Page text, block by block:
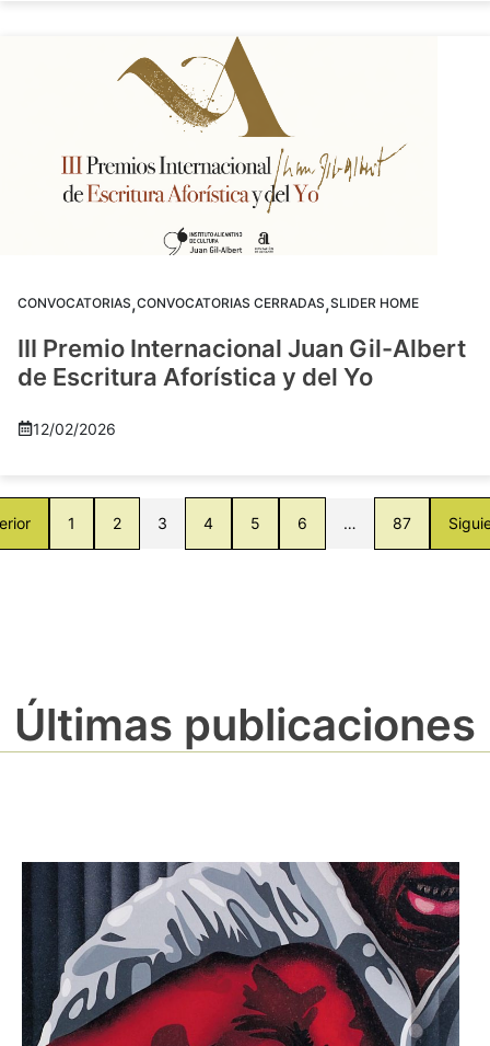
CONVOCATORIAS,CONVOCATORIAS CERRADAS,SLIDER HOME
III Premio Internacional Juan Gil-Albert
de Escritura Aforística y del Yo
12/02/2026
1 2 3 4 5 6 … 87
Últimas publicaciones